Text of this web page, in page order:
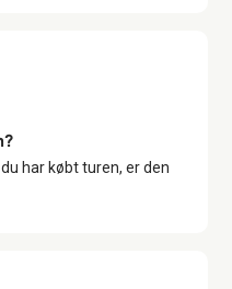
har købt turen, er den